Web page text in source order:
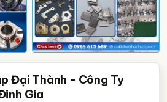
Đại Thành - Công Ty
Gia